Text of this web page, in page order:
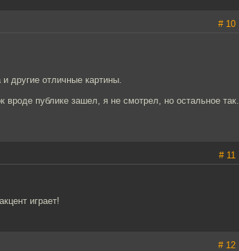
# 10
другие отличные картины.
публике зашел, я не смотрел, но остальное так.
# 11
играет!
# 12